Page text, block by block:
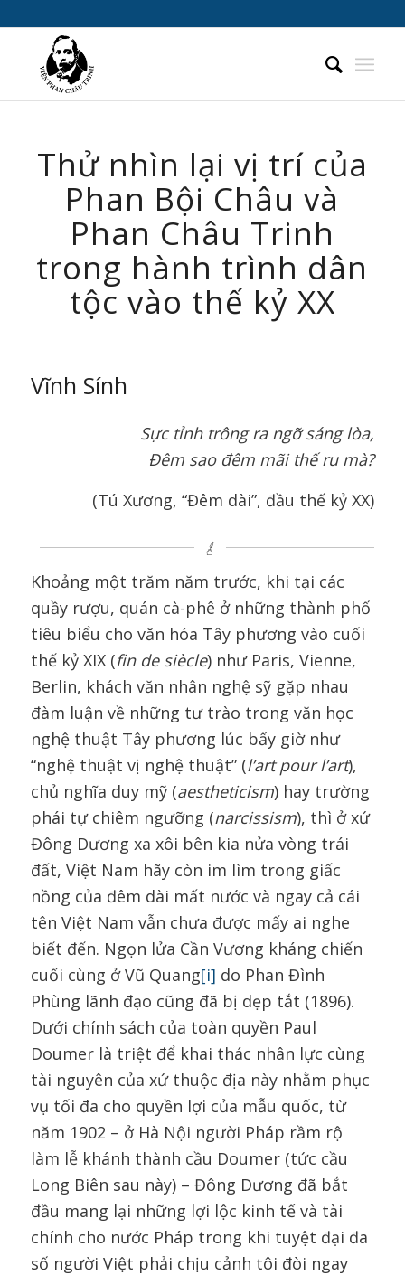
Thử nhìn lại vị trí của
Phan Bội Châu và
Phan Châu Trinh
trong hành trình dân
tộc vào thế kỷ XX
Vĩnh Sính
Sực tỉnh trông ra ngỡ sáng lòa,
Đêm sao đêm mãi thế ru mà?
(Tú Xương, “Đêm dài”, đầu thế kỷ XX)
Khoảng một trăm năm trước, khi tại các
quầy rượu, quán cà-phê ở những thành phố
tiêu biểu cho văn hóa Tây phương vào cuối
thế kỷ XIX (fin de siècle) như Paris, Vienne,
Berlin, khách văn nhân nghệ sỹ gặp nhau
đàm luận về những tư trào trong văn học
nghệ thuật Tây phương lúc bấy giờ như
“nghệ thuật vị nghệ thuật” (l’art pour l’art),
chủ nghĩa duy mỹ (aestheticism) hay trường
phái tự chiêm ngưỡng (narcissism), thì ở xứ
Đông Dương xa xôi bên kia nửa vòng trái
đất, Việt Nam hãy còn im lìm trong giấc
nồng của đêm dài mất nước và ngay cả cái
tên Việt Nam vẫn chưa được mấy ai nghe
biết đến. Ngọn lửa Cần Vương kháng chiến
cuối cùng ở Vũ Quang[i] do Phan Đình
Phùng lãnh đạo cũng đã bị dẹp tắt (1896).
Dưới chính sách của toàn quyền Paul
Doumer là triệt để khai thác nhân lực cùng
tài nguyên của xứ thuộc địa này nhằm phục
vụ tối đa cho quyền lợi của mẫu quốc, từ
năm 1902 – ở Hà Nội người Pháp rầm rộ
làm lễ khánh thành cầu Doumer (tức cầu
Long Biên sau này) – Đông Dương đã bắt
đầu mang lại những lợi lộc kinh tế và tài
chính cho nước Pháp trong khi tuyệt đại đa
số người Việt phải chịu cảnh tôi đòi ngay